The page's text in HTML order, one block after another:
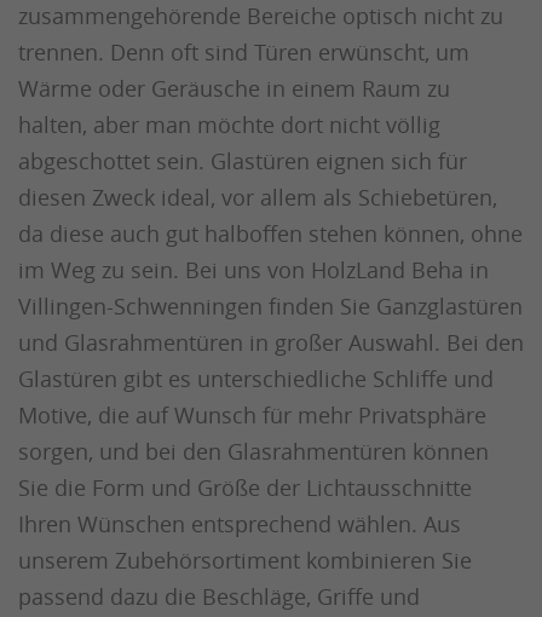
zusammengehörende Bereiche optisch nicht zu
trennen. Denn oft sind Türen erwünscht, um
Wärme oder Geräusche in einem Raum zu
halten, aber man möchte dort nicht völlig
abgeschottet sein. Glastüren eignen sich für
diesen Zweck ideal, vor allem als Schiebetüren,
da diese auch gut halboffen stehen können, ohne
im Weg zu sein. Bei uns von HolzLand Beha in
Villingen-Schwenningen finden Sie Ganzglastüren
und Glasrahmentüren in großer Auswahl. Bei den
Glastüren gibt es unterschiedliche Schliffe und
Motive, die auf Wunsch für mehr Privatsphäre
sorgen, und bei den Glasrahmentüren können
Sie die Form und Größe der Lichtausschnitte
Ihren Wünschen entsprechend wählen. Aus
unserem Zubehörsortiment kombinieren Sie
passend dazu die Beschläge, Griffe und